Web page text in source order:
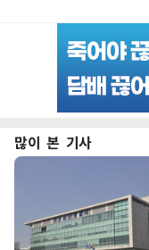
많이 본 기사